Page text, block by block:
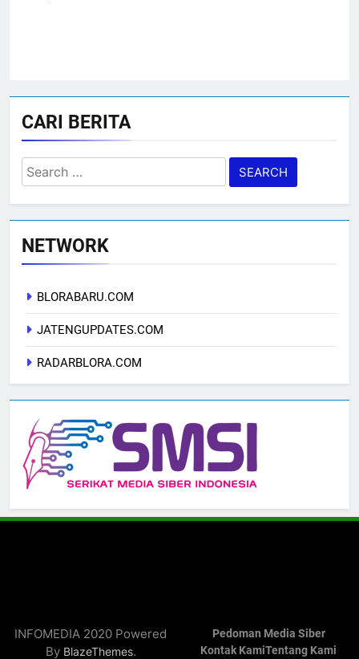
CARI BERITA
Search
for:
NETWORK
BLORABARU.COM
JATENGUPDATES.COM
RADARBLORA.COM
INFOMEDIA 2020 Powered
By BlazeThemes.
Pedoman Media Siber
Kontak KamiTentang Kami